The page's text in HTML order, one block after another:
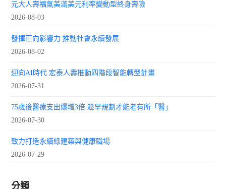
元大人壽福氣美滿美元利率變動型終身壽險
2026-08-03
發揮正向影響力 推動社會永續發展
2026-08-02
迎向AI時代 宏泰人壽推動四階段智能轉型計畫
2026-07-31
75歲後醫療支出爆增3倍 趁早規劃才能老有所「醫」
2026-07-30
致力打造永續綠建築與健康職場
2026-07-29
分類